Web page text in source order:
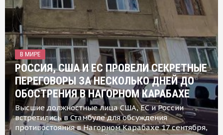
В МИРЕ
РОССИЯ, США И ЕС ПРОВЕЛИ СЕКРЕТНЫЕ
ПЕРЕГОВОРЫ ЗА НЕСКОЛЬКО ДНЕЙ ДО
ОБОСТРЕНИЯ В НАГОРНОМ КАРАБАХЕ
Высшие должностные лица США, ЕС и России
встретились в Стамбуле для обсуждения
противостояния в Нагорном Карабахе 17 сентября,